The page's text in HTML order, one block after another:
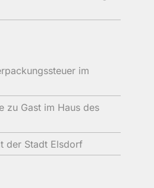
im
zu Gast im Haus des
der Stadt Elsdorf